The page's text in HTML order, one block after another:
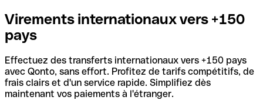
Virements internationaux vers +150
pays
Effectuez des transferts internationaux vers +150 pays
avec Qonto, sans effort. Profitez de tarifs compétitifs, de
frais clairs et d'un service rapide. Simplifiez dès
maintenant vos paiements à l'étranger.